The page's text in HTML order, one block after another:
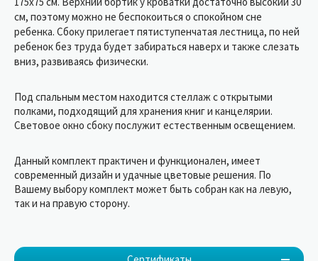
см, поэтому можно не беспокоиться о спокойном сне
ребенка. Сбоку прилегает пятиступенчатая лестница, по ней
ребенок без труда будет забираться наверх и также слезать
вниз, развиваясь физически.
Под спальным местом находится стеллаж с открытыми
полками, подходящий для хранения книг и канцелярии.
Световое окно сбоку послужит естественным освещением.
Данный комплект практичен и функционален, имеет
современный дизайн и удачные цветовые решения. По
Вашему выбору комплект может быть собран как на левую,
так и на правую сторону.